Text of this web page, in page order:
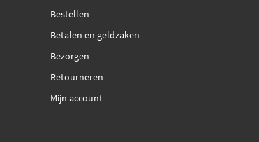
Bestellen
Betalen en geldzaken
Bezorgen
Retourneren
Mijn account